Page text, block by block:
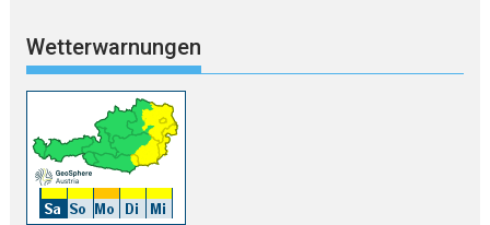
Wetterwarnungen